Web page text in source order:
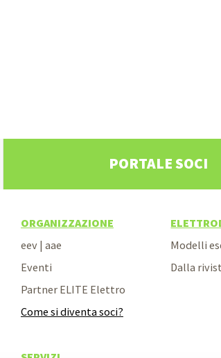
PORTALE SOCI
ORGANIZZAZIONE
eev | aae
Eventi
Partner ELITE Elettro
Come si diventa soci?
Modelli
Dalla